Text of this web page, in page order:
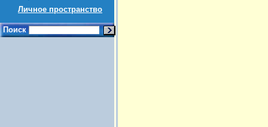
Личное пространство
Поиск